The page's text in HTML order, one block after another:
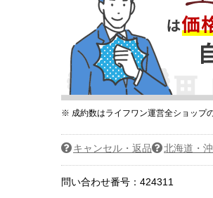
※ 成約数はライフワン運営全ショップの
キャンセル・返品 北海道・
問い合わせ番号：424311